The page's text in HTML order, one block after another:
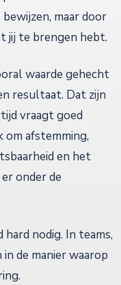
maar door
jij te brengen hebt.
waarde gehecht
resultaat. Dat zijn
vraagt goed
om afstemming,
en het
onder de
nodig. In teams,
de manier waarop